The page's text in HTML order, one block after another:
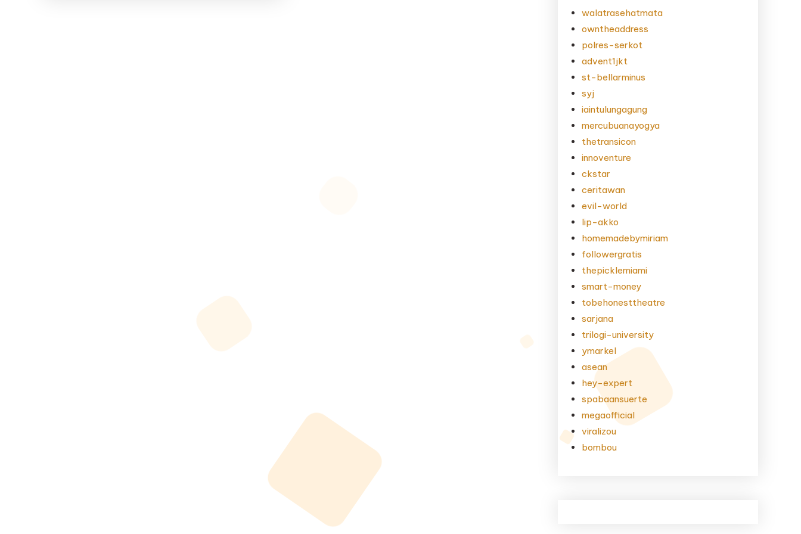
walatrasehatmata
owntheaddress
polres-serkot
advent1jkt
st-bellarminus
syj
iaintulungagung
mercubuanayogya
thetransicon
innoventure
ckstar
ceritawan
evil-world
lip-akko
homemadebymiriam
followergratis
thepicklemiami
smart-money
tobehonesttheatre
sarjana
trilogi-university
ymarkel
asean
hey-expert
spabaansuerte
megaofficial
viralizou
bombou